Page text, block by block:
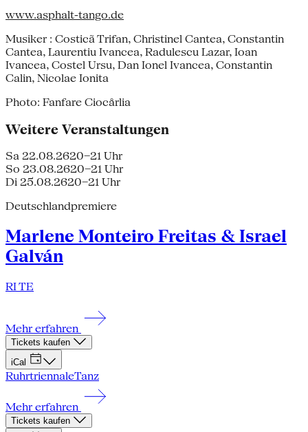
www.asphalt-tango.de
Musiker : Costicã Trifan, Christinel Cantea, Constantin
Cantea, Laurentiu Ivancea, Radulescu Lazar, Ioan
Ivancea, Costel Ursu, Dan Ionel Ivancea, Constantin
Calin, Nicolae Ionita
Photo: Fanfare Ciocårlia
Weitere Veranstaltungen
Sa 22.08.2620–21 Uhr
So 23.08.2620–21 Uhr
Di 25.08.2620–21 Uhr
Deutschlandpremiere
Marlene Monteiro Freitas & Israel
Galván
RI TE
Mehr erfahren
Tickets kaufen
iCal
RuhrtriennaleTanz
Mehr erfahren
Tickets kaufen